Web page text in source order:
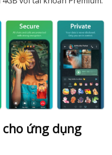
ứng dụng